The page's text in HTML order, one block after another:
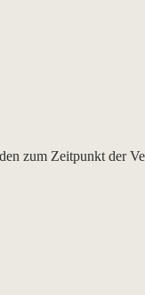
zum Zeitpunkt der